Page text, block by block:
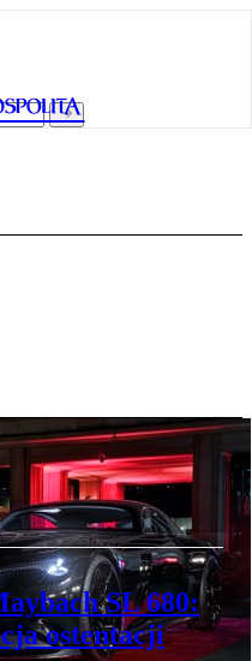
w Europie Atelier
premiera
SL 680:
ostentacji